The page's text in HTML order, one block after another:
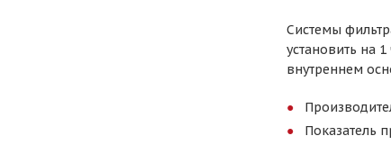
Системы
установить на
внутреннем
Показатель